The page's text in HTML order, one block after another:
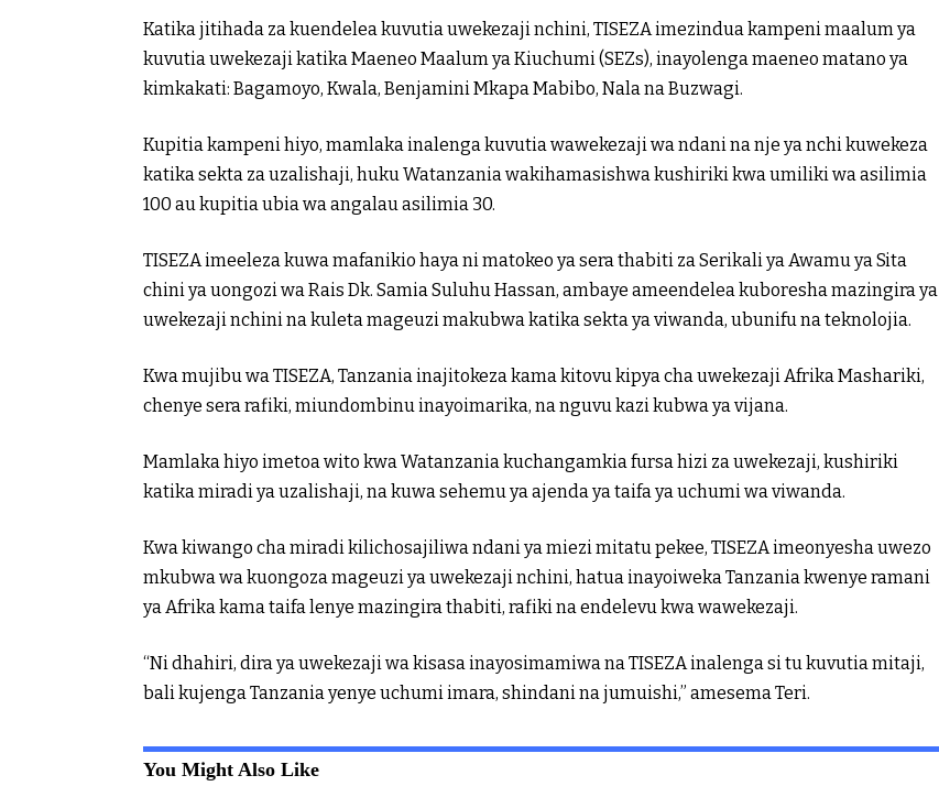
Katika jitihada za kuendelea kuvutia uwekezaji nchini, TISEZA imezindua kampeni maalum ya
kuvutia uwekezaji katika Maeneo Maalum ya Kiuchumi (SEZs), inayolenga maeneo matano ya
kimkakati: Bagamoyo, Kwala, Benjamini Mkapa Mabibo, Nala na Buzwagi.
Kupitia kampeni hiyo, mamlaka inalenga kuvutia wawekezaji wa ndani na nje ya nchi kuwekeza
katika sekta za uzalishaji, huku Watanzania wakihamasishwa kushiriki kwa umiliki wa asilimia
100 au kupitia ubia wa angalau asilimia 30.
TISEZA imeeleza kuwa mafanikio haya ni matokeo ya sera thabiti za Serikali ya Awamu ya Sita
chini ya uongozi wa Rais Dk. Samia Suluhu Hassan, ambaye ameendelea kuboresha mazingira ya
uwekezaji nchini na kuleta mageuzi makubwa katika sekta ya viwanda, ubunifu na teknolojia.
Kwa mujibu wa TISEZA, Tanzania inajitokeza kama kitovu kipya cha uwekezaji Afrika Mashariki,
chenye sera rafiki, miundombinu inayoimarika, na nguvu kazi kubwa ya vijana.
Mamlaka hiyo imetoa wito kwa Watanzania kuchangamkia fursa hizi za uwekezaji, kushiriki
katika miradi ya uzalishaji, na kuwa sehemu ya ajenda ya taifa ya uchumi wa viwanda.
Kwa kiwango cha miradi kilichosajiliwa ndani ya miezi mitatu pekee, TISEZA imeonyesha uwezo
mkubwa wa kuongoza mageuzi ya uwekezaji nchini, hatua inayoiweka Tanzania kwenye ramani
ya Afrika kama taifa lenye mazingira thabiti, rafiki na endelevu kwa wawekezaji.
“Ni dhahiri, dira ya uwekezaji wa kisasa inayosimamiwa na TISEZA inalenga si tu kuvutia mitaji,
bali kujenga Tanzania yenye uchumi imara, shindani na jumuishi,” amesema Teri.
You Might Also Like